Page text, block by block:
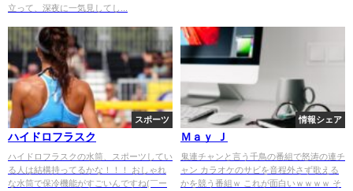
立って、深夜に一気見してし...
スポーツ
ハイドロフラスク
ハイドロフラスクの水筒、スポーツしてい
る人は結構持ってるかな！！！ おしゃれ
な水筒で保冷機能がすごいんですね(￣ー
情報シェア
Ｍａｙ Ｊ
鬼連チャンと言う千鳥の番組で怒涛の連チ
ャン カラオケのサビを音程外さず歌える
かを競う番組ｗ これが面白いｗｗｗｗ そ